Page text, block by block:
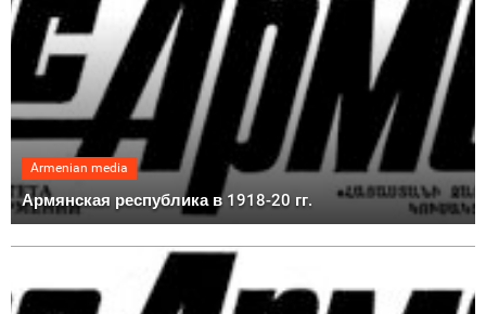
Armenian media
Армянская республика в 1918-20 гг.